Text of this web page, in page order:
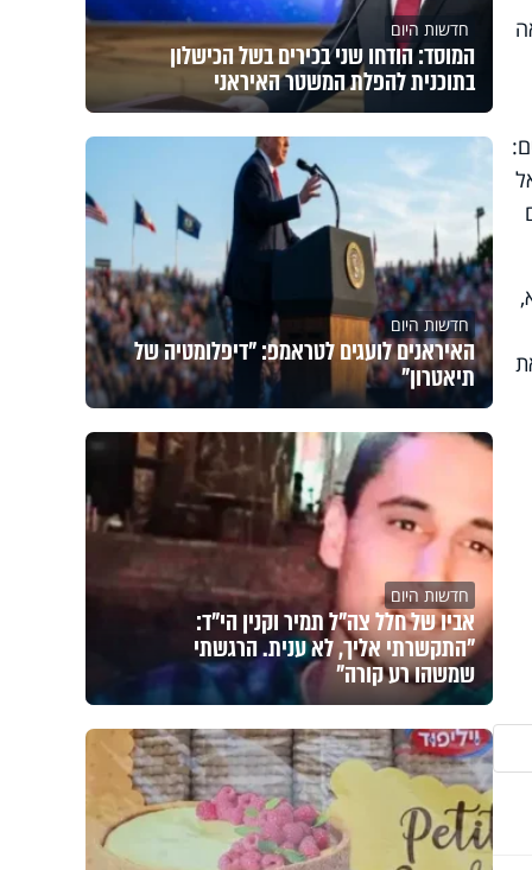
חדשות היום
המוסד: הודחו שני בכירים בשל הכישלון
בתוכנית להפלת המשטר האיראני
חדשות היום
האיראנים לועגים לטראמפ: "דיפלומטיה של
תיאטרון"
חדשות היום
אביו של חלל צה"ל תמיר וקנין הי"ד:
"התקשרתי אליך, לא ענית. הרגשתי
שמשהו רע קורה"